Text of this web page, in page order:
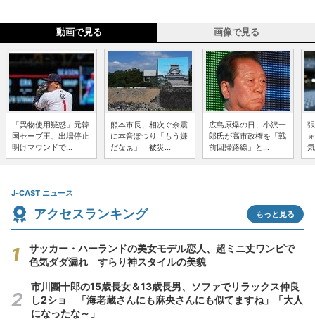
動画で見る 画像で見る
「異物使用疑惑」元韓
国セーブ王、出場停止
明けマウンドで...
熊本市長、相次ぐ余震
に本音ぽつり「もう嫌
だなぁ」 被災...
広島原爆の日、小沢一
郎氏が高市政権を「戦
前回帰路線」と...
J-CAST ニュース
アクセスランキング もっと見る
サッカー・ハーランドの美女モデル恋人、超ミニ丈ワンピで
色気ダダ漏れ すらり神スタイルの美貌
市川團十郎の15歳長女＆13歳長男、ソファでリラックス仲良
し2ショ 「海老蔵さんにも麻央さんにも似てますね」「大人
になったな～」